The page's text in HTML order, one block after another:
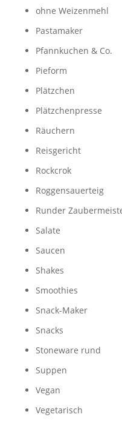
ohne Weizenmehl
Pastamaker
Pfannkuchen & Co.
Pieform
Plätzchen
Plätzchenpresse
Räuchern
Reisgericht
Rockcrok
Roggensauerteig
Runder
Salate
Saucen
Shakes
Smoothies
Snack-Maker
Snacks
Stoneware rund
Suppen
Vegan
Vegetarisch